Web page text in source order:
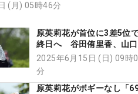
(月) 05時46分
原英莉花が首位に3差5位
終日へ 谷田侑里香、山口
ず夏ら予選落ち
2025年6月15日 (日) 09時
分
原英莉花がボギーなし「69